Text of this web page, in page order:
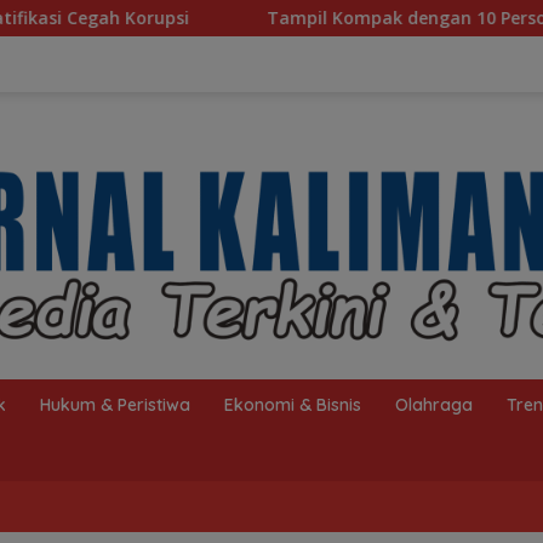
Tampil Kompak dengan 10 Personel, Paduan Suara TP PKK
Hukum & Peristiwa Ekonomi & Bisnis Olahraga